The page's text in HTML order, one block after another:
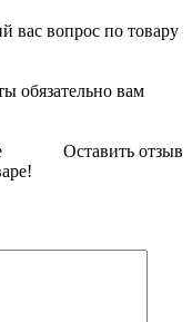
вас вопрос по товару
обязательно вам
Оставить отзыв